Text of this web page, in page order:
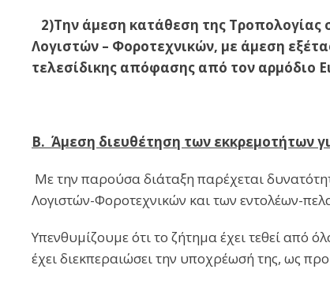
2)Την άμεση κατάθεση της Τροπολογίας
Λογιστών – Φοροτεχνικών, με άμεση
τελεσίδικης απόφασης από τον αρμόδιο
Β. Άμεση διευθέτηση των εκκρεμοτήτων
Με την παρούσα διάταξη παρέχεται
Λογιστών-Φοροτεχνικών και των εντολέων-
Υπενθυμίζουμε ότι το ζήτημα έχει τεθεί από
έχει διεκπεραιώσει την υποχρέωσή της, ως